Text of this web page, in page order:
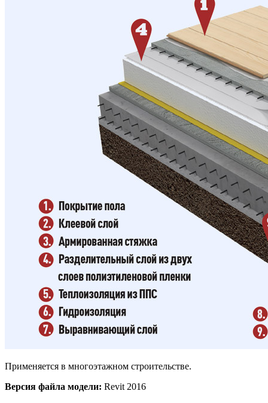
Применяется в многоэтажном строительстве.
Версия файла модели: Revit 2016